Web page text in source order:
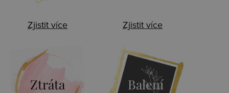
Zjistit více Zjistit více
Ztráta Balení